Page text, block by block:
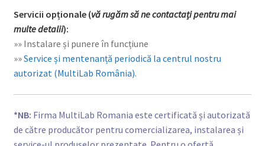
Servicii opționale (vă rugăm să ne contactați pentru mai
multe detalii):
»» Instalare și punere în funcțiune
»»Service și mentenanță periodică la centrul nostru
autorizat (MultiLab România).
*NB: Firma MultiLab Romania este certificată și autorizată
de către producător pentru comercializarea, instalarea și